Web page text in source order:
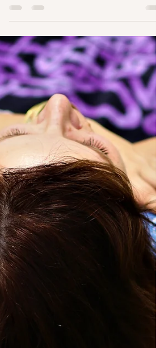
profondi. Ogni disarmonia è,...